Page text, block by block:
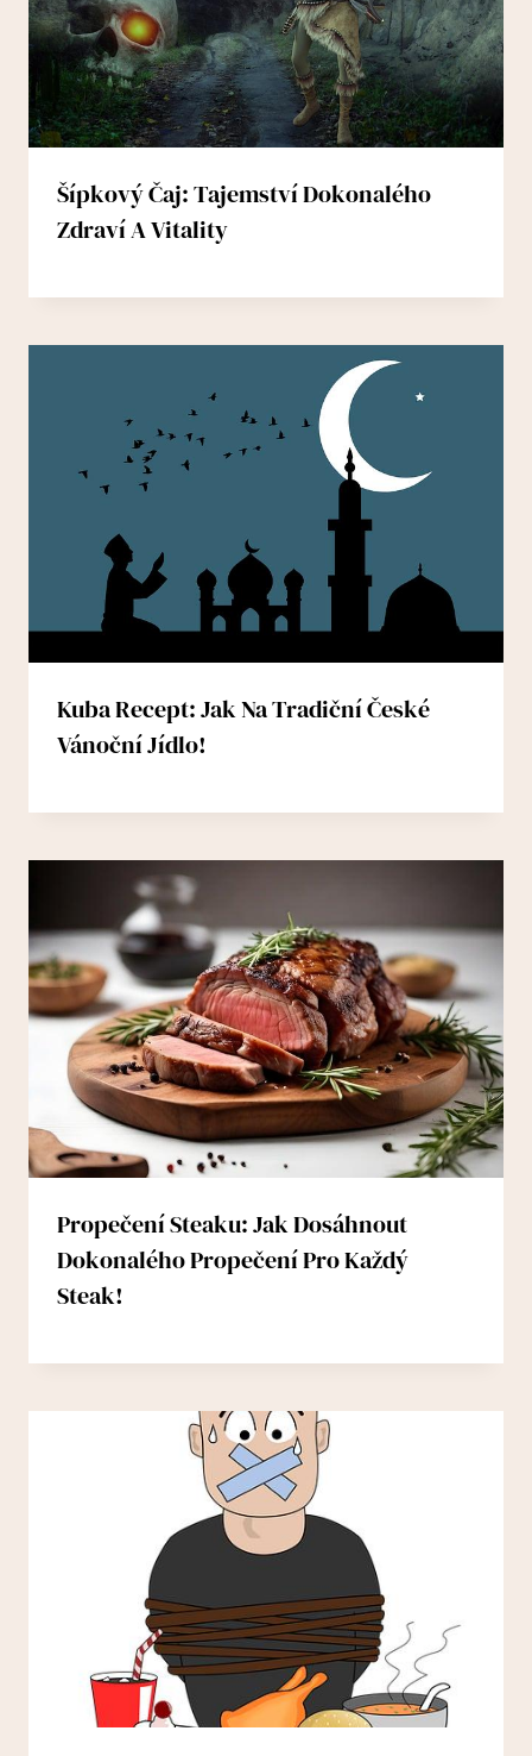
Šípkový Čaj: Tajemství Dokonalého
Zdraví A Vitality
Kuba Recept: Jak Na Tradiční České
Vánoční Jídlo!
Propečení Steaku: Jak Dosáhnout
Dokonalého Propečení Pro Každý
Steak!